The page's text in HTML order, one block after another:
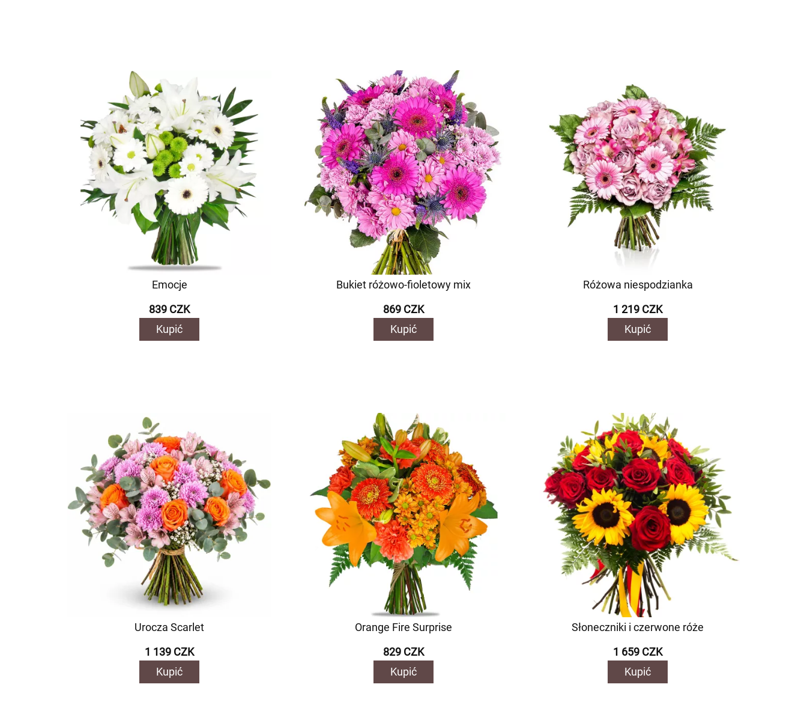
Emocje
839 CZK
Kupić
Bukiet różowo-fioletowy mix
869 CZK
Kupić
Różowa niespodzianka
1 219 CZK
Kupić
Urocza Scarlet
1 139 CZK
Kupić
Orange Fire Surprise
829 CZK
Kupić
Słoneczniki i czerwone róże
1 659 CZK
Kupić